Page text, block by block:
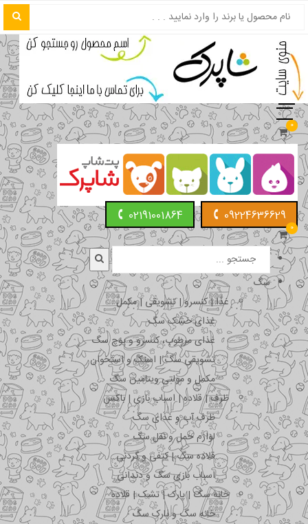
0
09224636629
02191001864
0
سگ
غذا | کنسرو | تشویقی | مکمل
غذای خشک سگ
غذای مرطوب، کنسرو و پوچ سگ
تشویقی سگ | اسنک و استخوان
مکمل و مولتی ویتامین سگ
ظرف | قلاده | اسباب بازی | باکس
ظرف آب و غذای سگ
لوازم حمل و نقل سگ
قلاده سگ | کتفی و گردنی
اسباب بازی سگ و دندانی
خانه سگ | پارک | تشک | قلاده
خانه سگ و پارک سگ